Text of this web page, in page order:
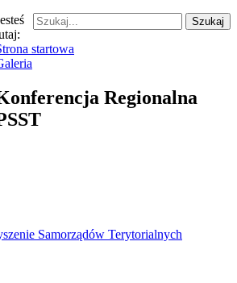
Szukaj
Samorządów Terytorialnych
startowa
Regionalna